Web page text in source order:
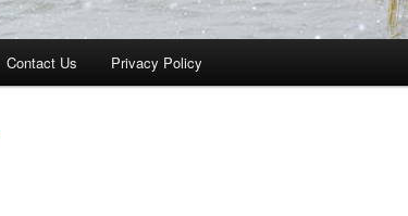
Contact Us Privacy Policy